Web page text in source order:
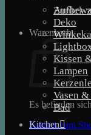
Zurück
Warenkorb
Es befinden
Zurück zum
Deko
Kissen
Lampen
Vasen
Bad
Kitchen